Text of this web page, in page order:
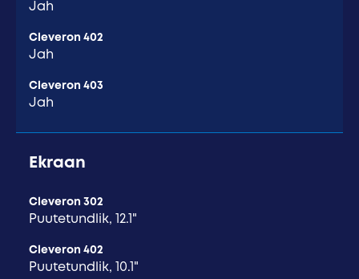
Jah
Cleveron 402
Jah
Cleveron 403
Jah
Ekraan
Cleveron 302
Puutetundlik, 12.1"
Cleveron 402
Puutetundlik, 10.1"